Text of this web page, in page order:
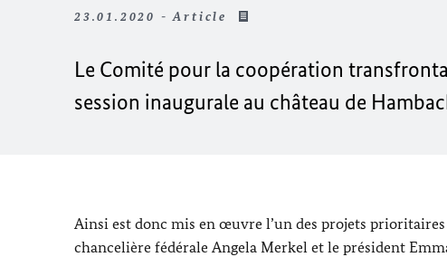
23.01.2020 - Article
Le Comité pour la coopération
session inaugurale au château de
Ainsi est donc mis en œuvre l’un des projets
chancelière fédérale Angela Merkel et le président